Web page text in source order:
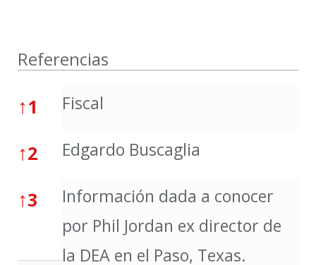
Referencias
↑1 Fiscal
↑2 Edgardo Buscaglia
↑3
Información dada a conocer
por Phil Jordan ex director de
la DEA en el Paso, Texas.